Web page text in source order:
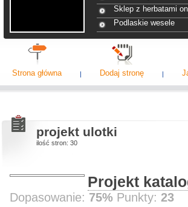
Sklep z herbatami
Podlaskie wesele
Strona główna Dodaj stronę
projekt ulotki
ilość stron: 30
Projekt
Dopasowanie: 75% Punkty: 23